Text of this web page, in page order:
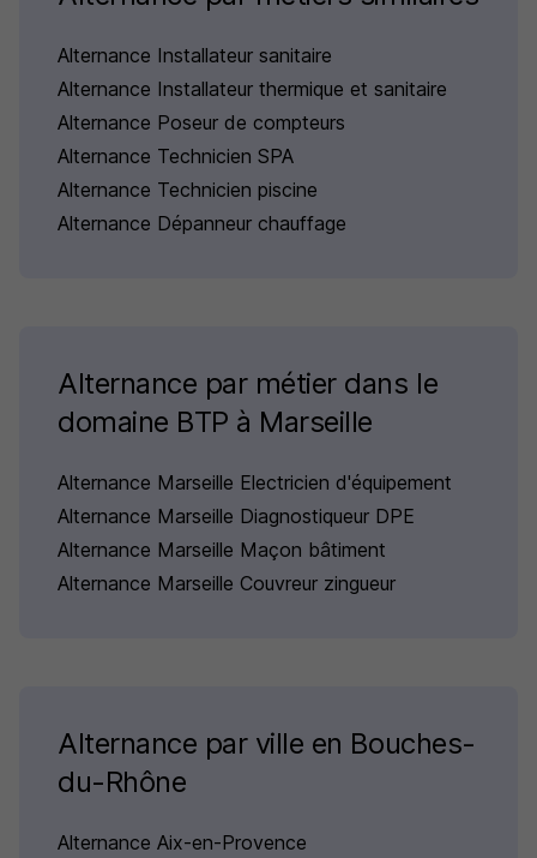
Alternance Installateur sanitaire
Alternance Installateur thermique et sanitaire
Alternance Poseur de compteurs
Alternance Technicien SPA
Alternance Technicien piscine
Alternance Dépanneur chauffage
Alternance par métier dans le
domaine BTP à Marseille
Alternance Marseille Electricien d'équipement
Alternance Marseille Diagnostiqueur DPE
Alternance Marseille Maçon bâtiment
Alternance Marseille Couvreur zingueur
Alternance par ville en Bouches-
du-Rhône
Alternance Aix-en-Provence